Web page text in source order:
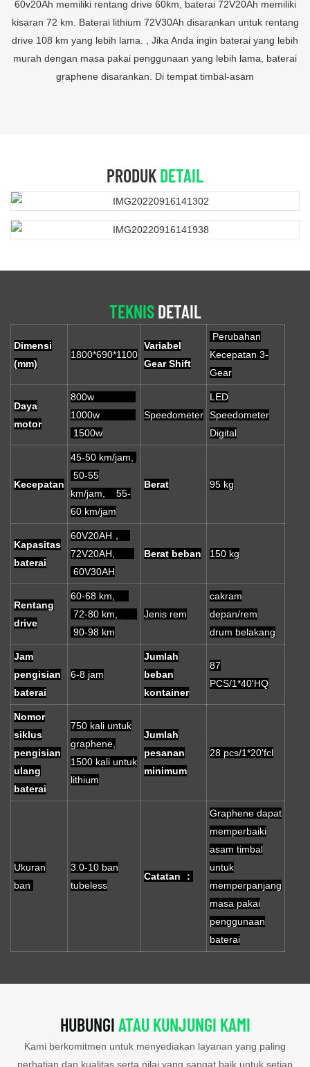
60v20Ah memiliki rentang drive 60km, baterai 72V20Ah memiliki
kisaran 72 km. Baterai lithium 72V30Ah disarankan untuk rentang
drive 108 km yang lebih lama. , Jika Anda ingin baterai yang lebih
murah dengan masa pakai penggunaan yang lebih lama, baterai
graphene disarankan. Di tempat timbal-asam
PRODUKDETAIL
TEKNISDETAIL
Dimensi
(mm)
1800*690*1100
Variabel
Gear Shift
Perubahan
Kecepatan 3-
Gear
Daya
motor
800w
1000w
1500w
Speedometer
LED
Speedometer
Digital
Kecepatan
45-50 km/jam,
50-55
km/jam, 55-
60 km/jam
Berat 95 kg
Kapasitas
baterai
60V20AH，
72V20AH,
60V30AH
Berat beban 150 kg
Rentang
drive
60-68 km,
72-80 km,
90-98 km
Jenis rem
cakram
depan/rem
drum belakang
Jam
pengisian
baterai
6-8 jam
Jumlah
beban
kontainer
87
PCS/1*40'HQ
Nomor
siklus
pengisian
ulang
baterai
750 kali untuk
graphene,
1500 kali untuk
lithium
Jumlah
pesanan
minimum
28 pcs/1*20'fcl
Ukuran
ban
3.0-10 ban
tubeless
Catatan ：
Graphene dapat
memperbaiki
asam timbal
untuk
memperpanjang
masa pakai
penggunaan
baterai
HUBUNGIATAU KUNJUNGI KAMI
Kami berkomitmen untuk menyediakan layanan yang paling
perhatian dan kualitas serta nilai yang sangat baik untuk setiap